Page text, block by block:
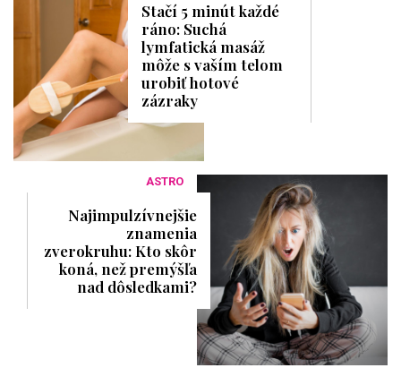
Stačí 5 minút každé
ráno: Suchá
lymfatická masáž
môže s vaším telom
urobiť hotové
zázraky
ASTRO
Najimpulzívnejšie
znamenia
zverokruhu: Kto skôr
koná, než premýšľa
nad dôsledkami?